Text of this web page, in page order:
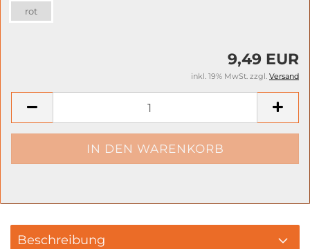
rot
9,49 EUR
inkl. 19% MwSt. zzgl. Versand
Beschreibung